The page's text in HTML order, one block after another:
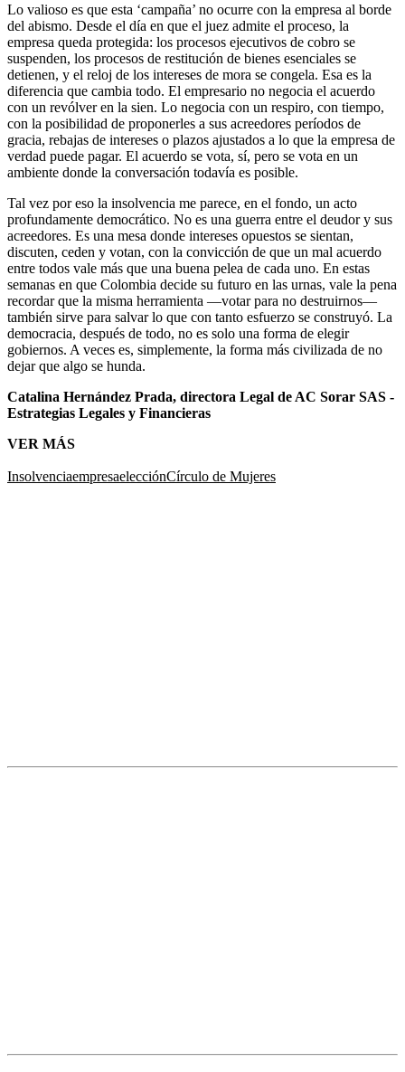
Lo valioso es que esta ‘campaña’ no ocurre con la empresa al borde
del abismo. Desde el día en que el juez admite el proceso, la
empresa queda protegida: los procesos ejecutivos de cobro se
suspenden, los procesos de restitución de bienes esenciales se
detienen, y el reloj de los intereses de mora se congela. Esa es la
diferencia que cambia todo. El empresario no negocia el acuerdo
con un revólver en la sien. Lo negocia con un respiro, con tiempo,
con la posibilidad de proponerles a sus acreedores períodos de
gracia, rebajas de intereses o plazos ajustados a lo que la empresa de
verdad puede pagar. El acuerdo se vota, sí, pero se vota en un
ambiente donde la conversación todavía es posible.
Tal vez por eso la insolvencia me parece, en el fondo, un acto
profundamente democrático. No es una guerra entre el deudor y sus
acreedores. Es una mesa donde intereses opuestos se sientan,
discuten, ceden y votan, con la convicción de que un mal acuerdo
entre todos vale más que una buena pelea de cada uno. En estas
semanas en que Colombia decide su futuro en las urnas, vale la pena
recordar que la misma herramienta —votar para no destruirnos—
también sirve para salvar lo que con tanto esfuerzo se construyó. La
democracia, después de todo, no es solo una forma de elegir
gobiernos. A veces es, simplemente, la forma más civilizada de no
dejar que algo se hunda.
Catalina Hernández Prada, directora Legal de AC Sorar SAS -
Estrategias Legales y Financieras
VER MÁS
InsolvenciaempresaelecciónCírculo de Mujeres